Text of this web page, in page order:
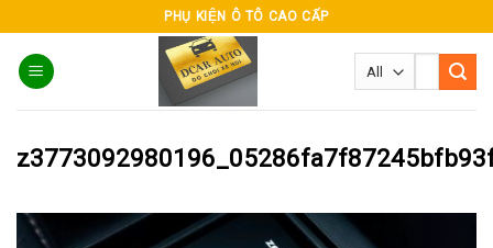
to
content
PHỤ KIỆN Ô TÔ CAO CẤP